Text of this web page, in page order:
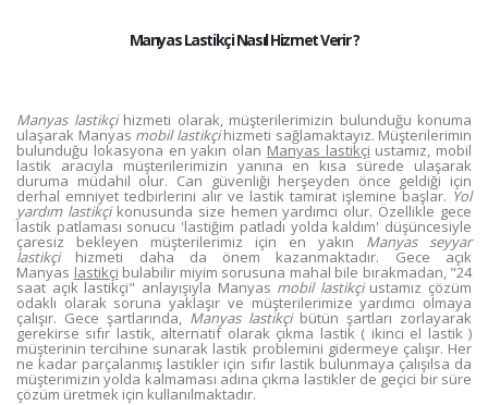
Manyas Lastikçi Nasıl Hizmet Verir ?
Manyas lastikçihizmeti olarak, müşterilerimizin bulunduğu konuma
ulaşarak Manyas mobil lastikçihizmeti sağlamaktayız. Müşterilerimin
bulunduğu lokasyona en yakın olan Manyas lastikçi ustamız, mobil
lastik aracıyla müşterilerimizin yanına en kısa sürede ulaşarak
duruma müdahil olur. Can güvenliği herşeyden önce geldiği için
derhal emniyet tedbirlerini alır ve lastik tamirat işlemine başlar. Yol
yardım lastikçikonusunda size hemen yardımcı olur. Özellikle gece
lastik patlaması sonucu 'lastiğim patladı yolda kaldım' düşüncesiyle
çaresiz bekleyen müşterilerimiz için en yakın Manyas seyyar
lastikçihizmeti daha da önem kazanmaktadır. Gece açık
Manyas lastikçi bulabilir miyim sorusuna mahal bile bırakmadan, "24
saat açık lastikçi" anlayışıyla Manyas mobil lastikçiustamız çözüm
odaklı olarak soruna yaklaşır ve müşterilerimize yardımcı olmaya
çalışır. Gece şartlarında, Manyas lastikçibütün şartları zorlayarak
gerekirse sıfır lastik, alternatif olarak çıkma lastik ( ikinci el lastik )
müşterinin tercihine sunarak lastik problemini gidermeye çalışır. Her
ne kadar parçalanmış lastikler için sıfır lastik bulunmaya çalışılsa da
müşterimizin yolda kalmaması adına çıkma lastikler de geçici bir süre
çözüm üretmek için kullanılmaktadır.